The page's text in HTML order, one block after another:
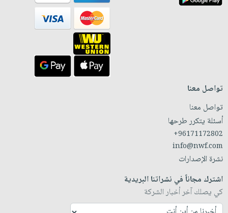
تواصل معنا
تواصل معنا
أسئلة يتكرر طرحها
+96171172802
info@nwf.com
نشرة الإصدارات
اشترك مجاناً في نشراتنا البريدية
كي يصلك آخر أخبار الشركة